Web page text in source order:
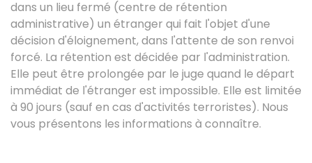
dans un lieu fermé (centre de rétention
administrative) un étranger qui fait l'objet d'une
décision d'éloignement, dans l'attente de son renvoi
forcé. La rétention est décidée par l'administration.
Elle peut être prolongée par le juge quand le départ
immédiat de l'étranger est impossible. Elle est limitée
à 90 jours (sauf en cas d'activités terroristes). Nous
vous présentons les informations à connaître.